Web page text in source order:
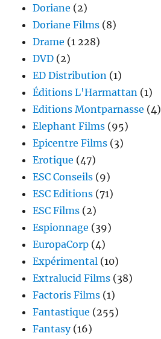
Doriane (2)
Doriane Films (8)
Drame (1 228)
DVD (2)
ED Distribution (1)
Éditions L'Harmattan (1)
Editions Montparnasse (4)
Elephant Films (95)
Epicentre Films (3)
Erotique (47)
ESC Conseils (9)
ESC Editions (71)
ESC Films (2)
Espionnage (39)
EuropaCorp (4)
Expérimental (10)
Extralucid Films (38)
Factoris Films (1)
Fantastique (255)
Fantasy(16)